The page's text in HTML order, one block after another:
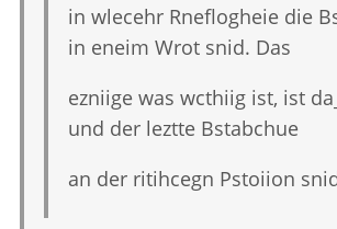
in wlecehr Rneflogheie die
in eneim Wrot snid. Das
ezniige was wcthiig ist, ist
und der leztte Bstabchue
an der ritihcegn Pstoiion